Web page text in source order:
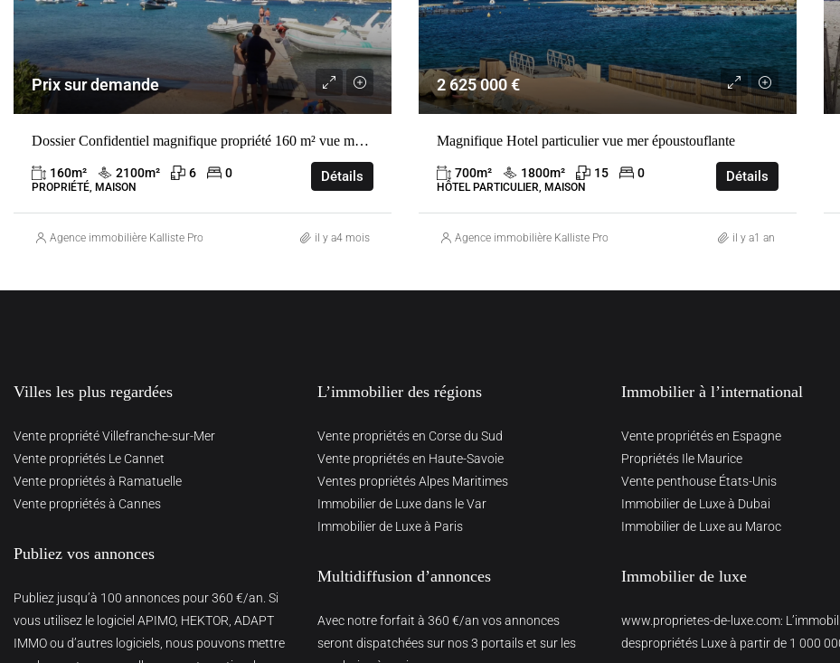
Prix sur demande
Dossier Confidentiel magnifique propriété 160 m² vue mer proche golf de spérone bonifacio 20169
160m² 2100m² 6 0
PROPRIÉTÉ, MAISON
Détails
Agence immobilière Kalliste Properties il y a4 mois
2 625 000 €
Magnifique Hotel particulier vue mer époustouflante
700m² 1800m² 15 0
HÔTEL PARTICULIER, MAISON
Détails
Agence immobilière Kalliste Properties il y a1 an
Villes les plus regardées
Vente propriété Villefranche-sur-Mer
Vente propriétés Le Cannet
Vente propriétés à Ramatuelle
Vente propriétés à Cannes
Publiez vos annonces
Publiez jusqu’à 100 annonces pour 360 €/an. Si
vous utilisez le logiciel APIMO, HEKTOR, ADAPT
IMMO ou d’autres logiciels, nous pouvons mettre
L’immobilier des régions
Vente propriétés en Corse du Sud
Vente propriétés en Haute-Savoie
Ventes propriétés Alpes Maritimes
Immobilier de Luxe dans le Var
Immobilier de Luxe à Paris
Multidiffusion d’annonces
Avec notre forfait à 360 €/an vos annonces
seront dispatchées sur nos 3 portails et sur les
Immobilier à l’international
Vente propriétés en Espagne
Propriétés Ile Maurice
Vente penthouse États-Unis
Immobilier de Luxe à Dubai
Immobilier de Luxe au Maroc
Immobilier de luxe
www.proprietes-de-luxe.com:
despropriétés Luxe à partir de 1 000